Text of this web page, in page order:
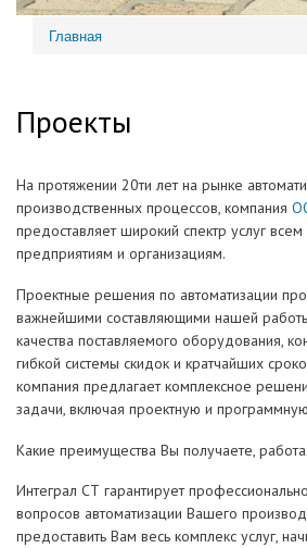
Вы здесь
Главная
Проекты
На протяжении 20ти лет на рынке
производственных процессов, компания
предоставляет широкий спектр услуг
предприятиям и организациям.
Проектные решения по автоматизации
важнейшими составляющими нашей
качества поставляемого оборудования,
гибкой системы скидок и кратчайших
компания предлагает комплексное
задачи, включая проектную и
Какие преимущества Вы получаете,
Интеграл СТ гарантирует
вопросов автоматизации Вашего
предоставить Вам весь комплекс услуг,